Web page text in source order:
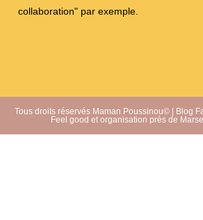
collaboration" par exemple.
Tous droits réservés Maman Poussinou© | Blog
Feel good et organisation près de